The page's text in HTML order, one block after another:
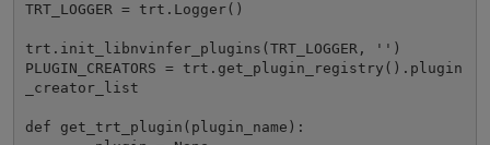
TRT_LOGGER = trt.Logger()
trt.init_libnvinfer_plugins(TRT_LOGGER, '')
PLUGIN_CREATORS = trt.get_plugin_registry().plugin
_creator_list
def get_trt_plugin(plugin_name):